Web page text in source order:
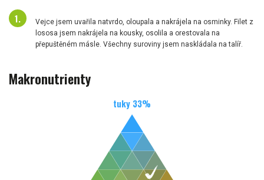
Vejce jsem uvařila natvrdo, oloupala a nakrájela na osminky. Filet z
lososa jsem nakrájela na kousky, osolila a orestovala na
přepuštěném másle. Všechny suroviny jsem naskládala na talíř.
Makronutrienty
tuky 33%